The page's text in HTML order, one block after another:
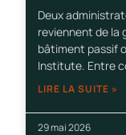
Deux
reviennent de la
bâtiment passif
Institute. Entre
LIRE LA SUITE »
29 mai 2026